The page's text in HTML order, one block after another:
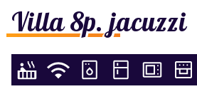
Villa 8p. jacuzzi